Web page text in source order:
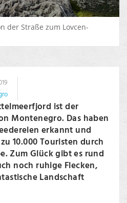
der Straße zum Lovcen-
ist der
Montenegro. Das haben
erkannt und
10.000 Touristen durch
Zum Glück gibt es rund
noch ruhige Flecken,
Landschaft